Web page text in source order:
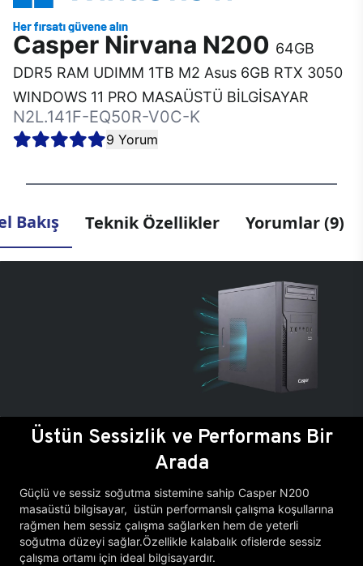
Casper Nirvana N200 64GB
DDR5 RAM UDIMM 1TB M2 Asus 6GB RTX 3050
WINDOWS 11 PRO MASAÜSTÜ BİLGİSAYAR
N2L.141F-EQ50R-V0C-K
9 Yorum
Bakış Teknik Özellikler Yorumlar (9)
Üstün Sessizlik ve Performans Bir
Arada
Güçlü ve sessiz soğutma sistemine sahip Casper N200
masaüstü bilgisayar, üstün performanslı çalışma koşullarına
rağmen hem sessiz çalışma sağlarken hem de yeterli
soğutma düzeyi sağlar.Özellikle kalabalık ofislerde sessiz
çalışma ortamı için ideal bilgisayardır.